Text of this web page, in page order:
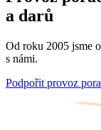
a darů
Od roku 2005 jsme
s námi.
Podpořit provoz